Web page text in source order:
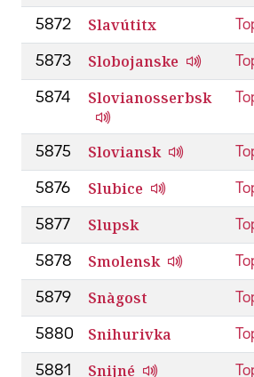
5872 Slavútitx
5873 Slobojanske
5874 Slovianosserbsk
5875 Sloviansk
5876 Slubice
5877 Slupsk
5878 Smolensk
5879 Snàgost
5880 Snihurivka
5881 Snijné